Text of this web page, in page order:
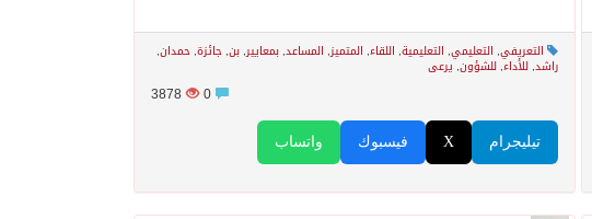
التعريفي, التعليمي, التعليمية, اللقاء, المتميز, المساعد, بمعايير, بن, جائزة, حمدان,
راشد, للأداء, للشؤون,يرعى
3878
واتساب فيسبوك X تيليجرام